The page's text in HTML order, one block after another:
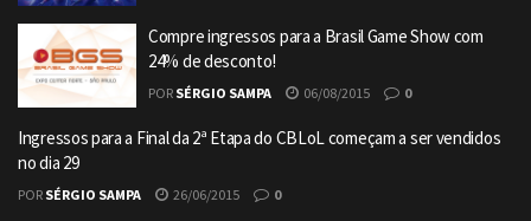
Compre ingressos para a Brasil Game Show com
24% de desconto!
POR SÉRGIO SAMPA 06/08/2015 0
Ingressos para a Final da 2ª Etapa do CBLoL começam a ser vendidos
no dia 29
POR SÉRGIO SAMPA 26/06/2015 0